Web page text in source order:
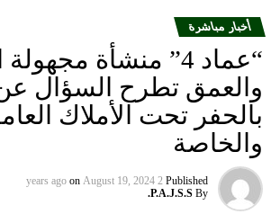
أخبار مباشرة
“عماد 4” منشأة
والعمق تطرح السؤال
بالحفر تحت الأملاك
والخاصة
Published
2 years ago
on August 19, 2024
By
P.A.J.S.S.